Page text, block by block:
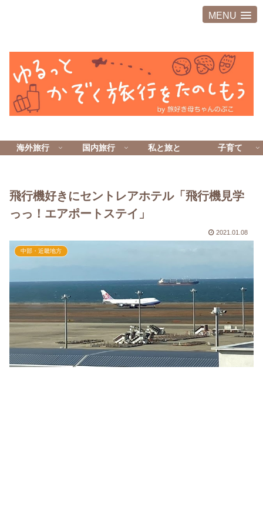
MENU
海外旅行 国内旅行 私と旅と 子育て
飛行機好きにセントレアホテル「飛行機見学
っっ！エアポートステイ」
2021.01.08
中部・近畿地方